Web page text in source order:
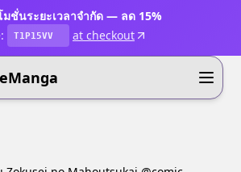
มชั่นระยะเวลาจำกัด — ลด 15%
T1P15VV at checkout